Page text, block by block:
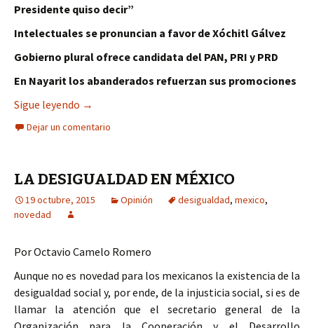
Presidente quiso decir”
Intelectuales se pronuncian a favor de Xóchitl Gálvez
Gobierno plural ofrece candidata del PAN, PRI y PRD
En Nayarit los abanderados refuerzan sus promociones
Sigue leyendo Novedad, suegro de Máynez apoya a Xóchitl
→
Dejar un comentario
LA DESIGUALDAD EN MÉXICO
19 octubre, 2015 Opinión desigualdad, mexico,
novedad
Por Octavio Camelo Romero
Aunque no es novedad para los mexicanos la existencia de la
desigualdad social y, por ende, de la injusticia social, si es de
llamar la atención que el secretario general de la